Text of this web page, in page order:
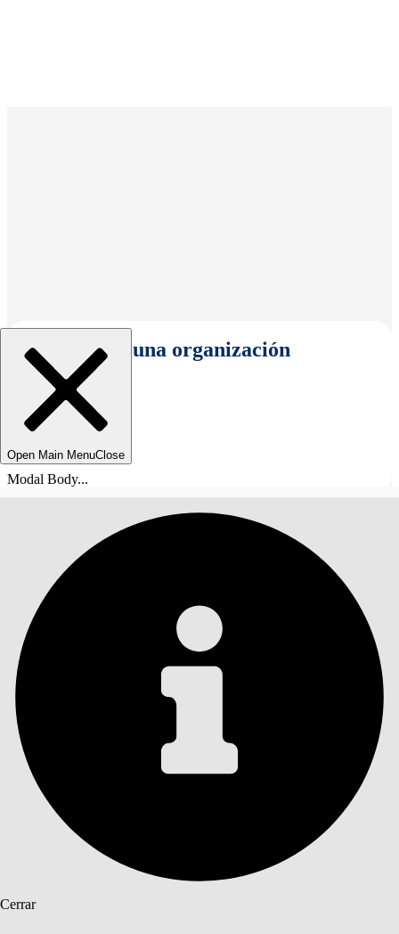
Seleccionar una organización
Open Main MenuClose
Modal Body...
Cerrar
Índice de materias
ÍNDICE DE MATERIAS
Buscar